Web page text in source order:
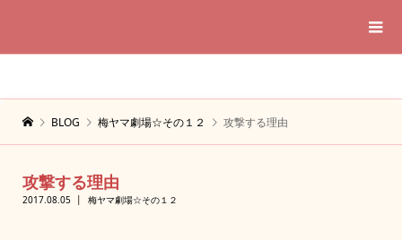
BLOG 梅ヤマ劇場☆その１２ 攻撃する理由
攻撃する理由
2017.08.05 梅ヤマ劇場☆その１２